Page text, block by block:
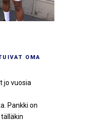
OMA
jo vuosia
Pankki on